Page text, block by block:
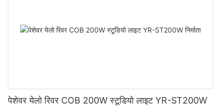
पेशेवर येलो रिवर COB 200W स्टूडियो लाइट YR-ST200W